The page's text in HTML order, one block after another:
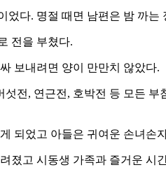
었다. 명절 때면 남편은 밤 까는
전을 부쳤다.
보내려면 양이 만만치 않았다.
전, 연근전, 호박전 등 모든
되었고 아들은 귀여운 손녀손
졌고 시동생 가족과 즐거운 시